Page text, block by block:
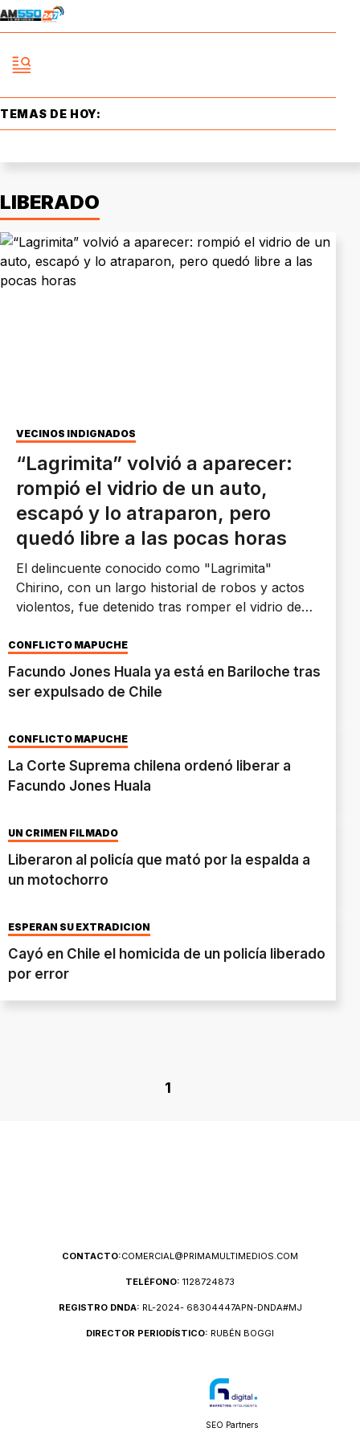
TEMAS DE HOY:
LIBERADO
VECINOS INDIGNADOS
“Lagrimita” volvió a aparecer:
rompió el vidrio de un auto,
escapó y lo atraparon, pero
quedó libre a las pocas horas
El delincuente conocido como "Lagrimita"
Chirino, con un largo historial de robos y actos
violentos, fue detenido tras romper el vidrio de
CONFLICTO MAPUCHE
Facundo Jones Huala ya está en Bariloche tras
ser expulsado de Chile
CONFLICTO MAPUCHE
La Corte Suprema chilena ordenó liberar a
Facundo Jones Huala
UN CRIMEN FILMADO
Liberaron al policía que mató por la espalda a
un motochorro
ESPERAN SU EXTRADICIÓN
Cayó en Chile el homicida de un policía liberado
por error
1
CONTACTO:COMERCIAL@PRIMAMULTIMEDIOS.COM
TELÉFONO: 1128724873
REGISTRO DNDA: RL-2024- 68304447APN-DNDA#MJ
DIRECTOR PERIODÍSTICO: RUBÉN BOGGI
SEO Partners